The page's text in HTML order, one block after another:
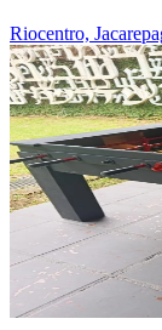
Riocentro,